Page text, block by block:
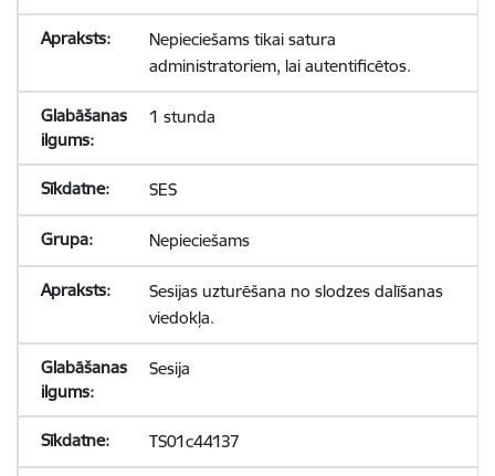
Nepieciešams tikai satura
administratoriem, lai autentificētos.
1 stunda
SES
Nepieciešams
Sesijas uzturēšana no slodzes dalīšanas
viedokļa.
Sesija
TS01c44137